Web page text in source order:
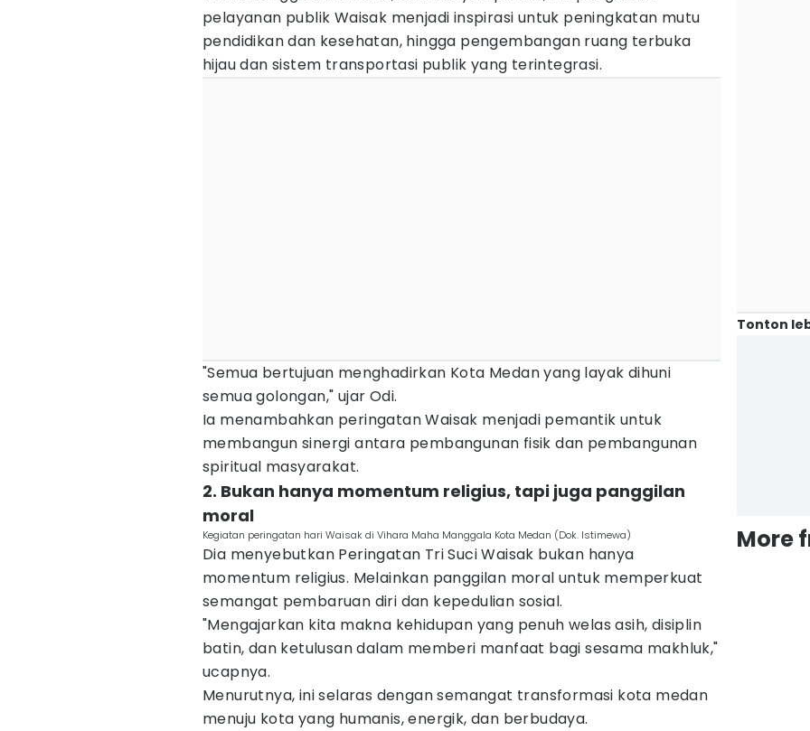
pelayanan publik Waisak menjadi inspirasi untuk peningkatan mutu
pendidikan dan kesehatan, hingga pengembangan ruang terbuka
hijau dan sistem transportasi publik yang terintegrasi.
"Semua bertujuan menghadirkan Kota Medan yang layak dihuni
semua golongan," ujar Odi.
Ia menambahkan peringatan Waisak menjadi pemantik untuk
membangun sinergi antara pembangunan fisik dan pembangunan
spiritual masyarakat.
2. Bukan hanya momentum religius, tapi juga panggilan
moral
Kegiatan peringatan hari Waisak di Vihara Maha Manggala Kota Medan (Dok. Istimewa)
Dia menyebutkan Peringatan Tri Suci Waisak bukan hanya
momentum religius. Melainkan panggilan moral untuk memperkuat
semangat pembaruan diri dan kepedulian sosial.
"Mengajarkan kita makna kehidupan yang penuh welas asih, disiplin
batin, dan ketulusan dalam memberi manfaat bagi sesama makhluk,"
ucapnya.
Menurutnya, ini selaras dengan semangat transformasi kota medan
menuju kota yang humanis, energik, dan berbudaya.
Tonton
More